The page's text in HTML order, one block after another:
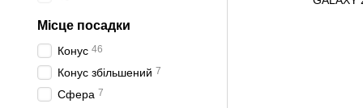
Місце посадки
Конус 46
Конус збільшений 7
Сфера 7